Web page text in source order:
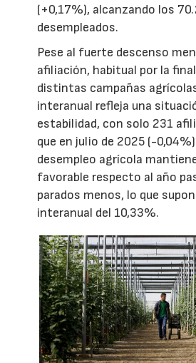
(+0,17%), alcanzando los
desempleados.
Pese al fuerte descenso
afiliación, habitual por la
distintas campañas
interanual refleja una
estabilidad, con solo 231
que en julio de 2025 (-
desempleo agrícola
favorable respecto al año
parados menos, lo que
interanual del 10,33%.